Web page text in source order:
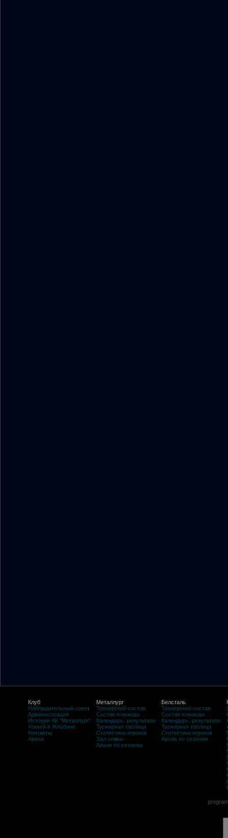
Клуб
Наблюдательный совет
Администрация
История ХК "Металлург"
Хоккей в Жлобине
Контакты
Арена
Металлург
Тренерский состав
Состав команды
Календарь, результаты
Турнирная таблица
Статистика игроков
Зал славы
Архив по сезонам
Белсталь
Тренерский состав
Состав команды
Календарь, результаты
Турнирная таблица
Статистика игроков
Архив по сезонам